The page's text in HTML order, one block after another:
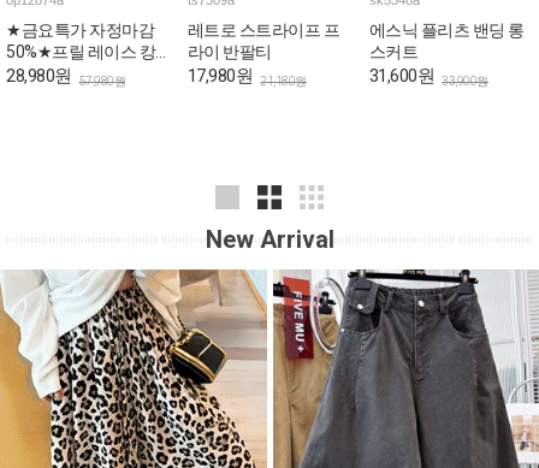
★금요특가 자정마감
50%★프릴 레이스 캉
캉 로맨틱 민소매 원피
28,980원 57,980원
레트로 스트라이프 프
라이 반팔티
17,980원 21,180원
에스닉 플리츠 밴딩 롱
스커트
31,600원 33,900원
New Arrival